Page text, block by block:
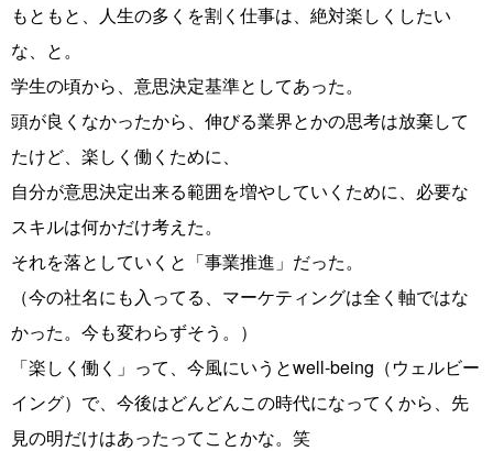
もともと、人生の多くを割く仕事は、絶対楽しくしたい
な、と。
学生の頃から、意思決定基準としてあった。
頭が良くなかったから、伸びる業界とかの思考は放棄して
たけど、楽しく働くために、
自分が意思決定出来る範囲を増やしていくために、必要な
スキルは何かだけ考えた。
それを落としていくと「事業推進」だった。
（今の社名にも入ってる、マーケティングは全く軸ではな
かった。今も変わらずそう。）
「楽しく働く」って、今風にいうとwell-being（ウェルビー
イング）で、今後はどんどんこの時代になってくから、先
見の明だけはあったってことかな。笑